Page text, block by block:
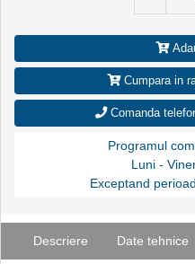
Cumpara in
Comanda
Programul
Luni -
Exceptand
Descriere Date tehnice